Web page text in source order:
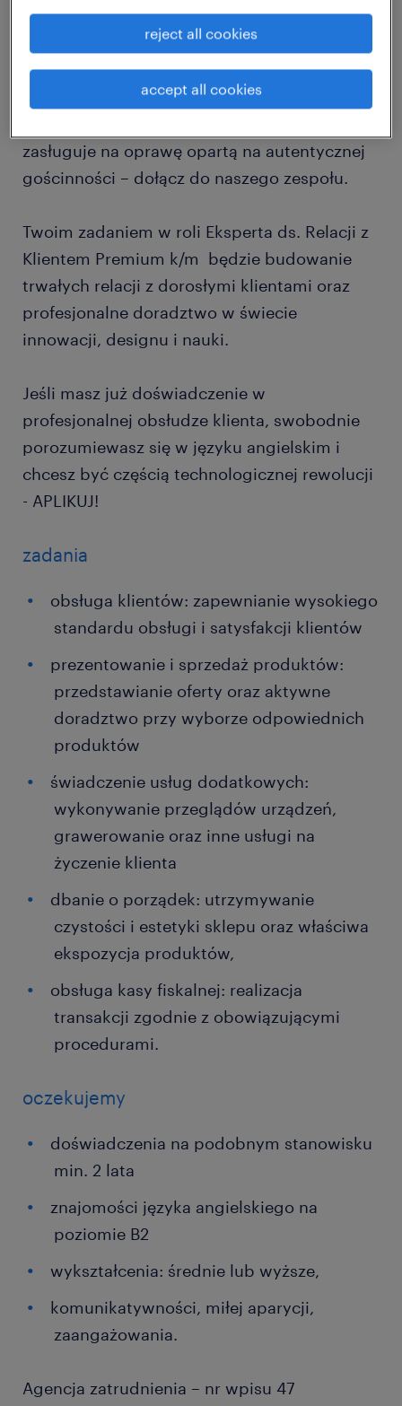
Polsce, zlokalizowanego w Galerii Arkadia w
Warszawie, szukamy Ekspertów, którzy
wyznaczą nowe standardy obsługi.
zasługuje na oprawę opartą na autentycznej
gościnności – dołącz do naszego zespołu.
Twoim zadaniem w roli Eksperta ds. Relacji z
Klientem Premium k/m będzie budowanie
trwałych relacji z dorosłymi klientami oraz
profesjonalne doradztwo w świecie
innowacji, designu i nauki.
Jeśli masz już doświadczenie w
profesjonalnej obsłudze klienta, swobodnie
porozumiewasz się w języku angielskim i
chcesz być częścią technologicznej rewolucji
- APLIKUJ!
zadania
obsługa klientów: zapewnianie wysokiego
standardu obsługi i satysfakcji klientów
prezentowanie i sprzedaż produktów:
przedstawianie oferty oraz aktywne
doradztwo przy wyborze odpowiednich
produktów
świadczenie usług dodatkowych:
wykonywanie przeglądów urządzeń,
grawerowanie oraz inne usługi na
życzenie klienta
dbanie o porządek: utrzymywanie
czystości i estetyki sklepu oraz właściwa
ekspozycja produktów,
obsługa kasy fiskalnej: realizacja
transakcji zgodnie z obowiązującymi
procedurami.
oczekujemy
doświadczenia na podobnym stanowisku
min. 2 lata
znajomości języka angielskiego na
poziomie B2
wykształcenia: średnie lub wyższe,
komunikatywności, miłej aparycji,
zaangażowania.
Agencja zatrudnienia – nr wpisu 47
accept all cookies
reject all cookies